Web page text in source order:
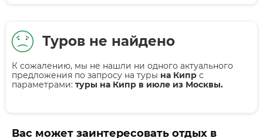
Туров не найдено
К сожалению, мы не нашли ни одного актуального
предложения по запросу на туры на Кипр с
параметрами: туры на Кипр в июле из Москвы.
Вас может заинтересовать отдых в